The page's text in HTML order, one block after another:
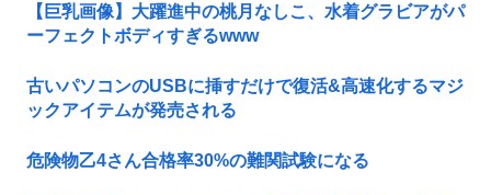
【巨乳画像】大躍進中の桃月なしこ、水着グラビアがパ
ーフェクトボディすぎるwww
古いパソコンのUSBに挿すだけで復活&高速化するマジ
ックアイテムが発売される
危険物乙4さん合格率30%の難関試験になる